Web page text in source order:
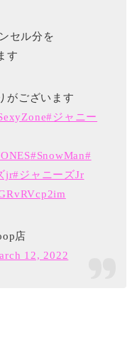
セル分を
す
がございます
#ジャニー
#SnowMan#
jr#ジャニーズJr
店
12, 2022